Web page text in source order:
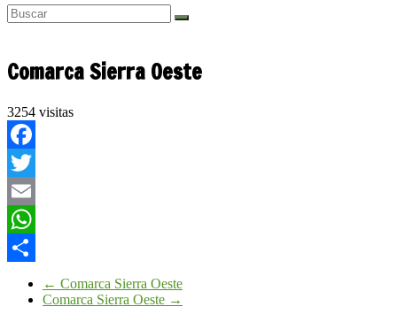
Comarca Sierra Oeste
3254 visitas
Facebook
Twitter
Email
WhatsApp
Compartir
← Comarca Sierra Oeste
Comarca Sierra Oeste →